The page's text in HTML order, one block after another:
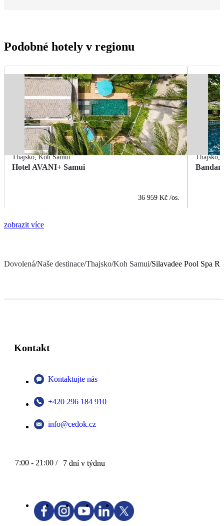
Podobné hotely v regionu
Thajsko,Koh Samui
Hotel AVANI+ Samui
36 959 Kč /os.
Thajsko,
zobrazit více
Dovolená/Naše destinace/Thajsko/Koh Samui/Silavadee Pool Spa
Kontakt
Kontaktujte nás
+420 296 184 910
info@cedok.cz
7:00 - 21:00 / 7 dní v týdnu